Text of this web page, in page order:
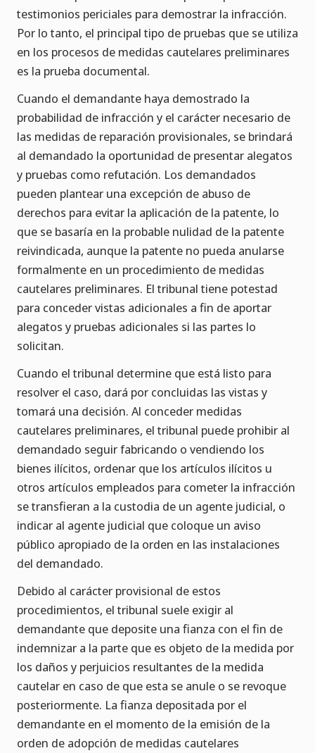
testimonios periciales para demostrar la infracción.
Por lo tanto, el principal tipo de pruebas que se utiliza
en los procesos de medidas cautelares preliminares
es la prueba documental.
Cuando el demandante haya demostrado la
probabilidad de infracción y el carácter necesario de
las medidas de reparación provisionales, se brindará
al demandado la oportunidad de presentar alegatos
y pruebas como refutación. Los demandados
pueden plantear una excepción de abuso de
derechos para evitar la aplicación de la patente, lo
que se basaría en la probable nulidad de la patente
reivindicada, aunque la patente no pueda anularse
formalmente en un procedimiento de medidas
cautelares preliminares. El tribunal tiene potestad
para conceder vistas adicionales a fin de aportar
alegatos y pruebas adicionales si las partes lo
solicitan.
Cuando el tribunal determine que está listo para
resolver el caso, dará por concluidas las vistas y
tomará una decisión. Al conceder medidas
cautelares preliminares, el tribunal puede prohibir al
demandado seguir fabricando o vendiendo los
bienes ilícitos, ordenar que los artículos ilícitos u
otros artículos empleados para cometer la infracción
se transfieran a la custodia de un agente judicial, o
indicar al agente judicial que coloque un aviso
público apropiado de la orden en las instalaciones
del demandado.
Debido al carácter provisional de estos
procedimientos, el tribunal suele exigir al
demandante que deposite una fianza con el fin de
indemnizar a la parte que es objeto de la medida por
los daños y perjuicios resultantes de la medida
cautelar en caso de que esta se anule o se revoque
posteriormente. La fianza depositada por el
demandante en el momento de la emisión de la
orden de adopción de medidas cautelares